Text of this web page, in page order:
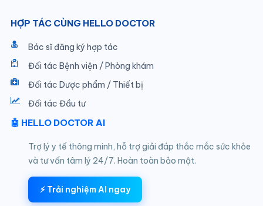
HỢP TÁC CÙNG HELLO DOCTOR
Bác sĩ đăng ký hợp tác
Đối tác Bệnh viện / Phòng khám
Đối tác Dược phẩm / Thiết bị
Đối tác Đầu tư
🤖 HELLO DOCTOR AI
Trợ lý y tế thông minh, hỗ trợ giải đáp thắc mắc sức khỏe
và tư vấn tâm lý 24/7. Hoàn toàn bảo mật.
⚡ Trải nghiệm AI ngay